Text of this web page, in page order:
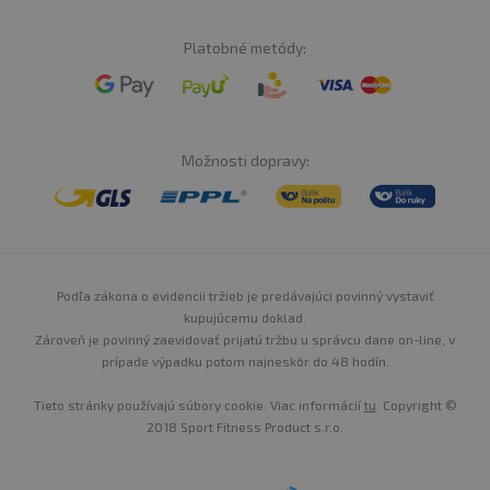
Platobné metódy:
Možnosti dopravy:
Podľa zákona o evidencii tržieb je predávajúci povinný vystaviť
kupujúcemu doklad.
Zároveň je povinný zaevidovať prijatú tržbu u správcu dane on-line, v
prípade výpadku potom najneskôr do 48 hodín.
Tieto stránky používajú súbory cookie. Viac informácií tu . Copyright ©
2018 Sport Fitness Product s.r.o.